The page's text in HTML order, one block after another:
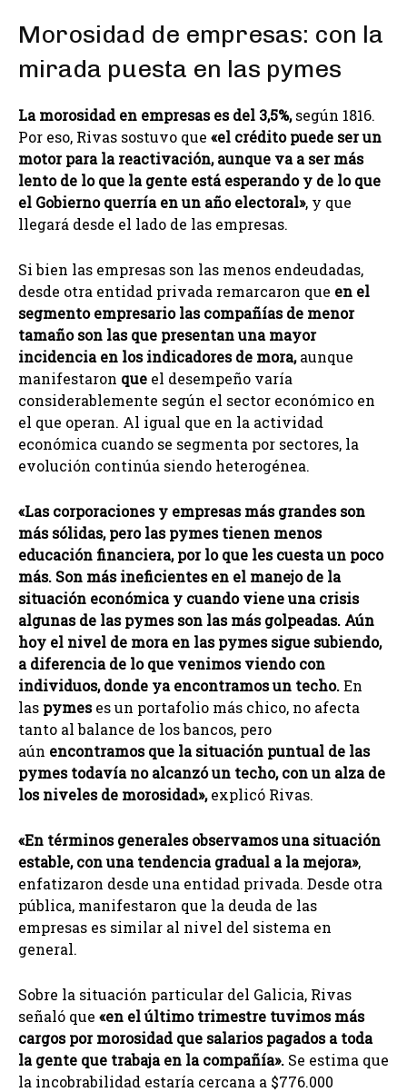
Morosidad de empresas: con la
mirada puesta en las pymes
La morosidad en empresas es del 3,5%,según 1816.
Por eso, Rivas sostuvo que «el crédito puede ser un
motor para la reactivación, aunque va a ser más
lento de lo que la gente está esperando y de lo que
el Gobierno querría en un año electoral», y que
llegará desde el lado de las empresas.
Si bien las empresas son las menos endeudadas,
desde otra entidad privada remarcaron que en el
segmento empresario las compañías de menor
tamaño son las que presentan una mayor
incidencia en los indicadores de mora,aunque
manifestaron que el desempeño varía
considerablemente según el sector económico en
el que operan. Al igual que en la actividad
económica cuando se segmenta por sectores, la
evolución continúa siendo heterogénea.
«Las corporaciones y empresas más grandes son
más sólidas, pero las pymes tienen menos
educación financiera, por lo que les cuesta un poco
más. Son más ineficientes en el manejo de la
situación económica y cuando viene una crisis
algunas de las pymes son las más golpeadas. Aún
hoy el nivel de mora en las pymes sigue subiendo,
a diferencia de lo que venimos viendo con
individuos, donde ya encontramos un techo.En
las pymeses un portafolio más chico, no afecta
tanto al balance de los bancos, pero
aún encontramos que la situación puntual de las
pymes todavía no alcanzó un techo, con un alza de
los niveles de morosidad»,explicó Rivas.
«En términos generales observamos una situación
estable, con una tendencia gradual a la mejora»,
enfatizaron desde una entidad privada. Desde otra
pública, manifestaron que la deuda de las
empresas es similar al nivel del sistema en
general.
Sobre la situación particular del Galicia, Rivas
señaló que «en el último trimestre tuvimos más
cargos por morosidad que salarios pagados a toda
la gente que trabaja en la compañía». Se estima que
la incobrabilidad estaría cercana a $776.000